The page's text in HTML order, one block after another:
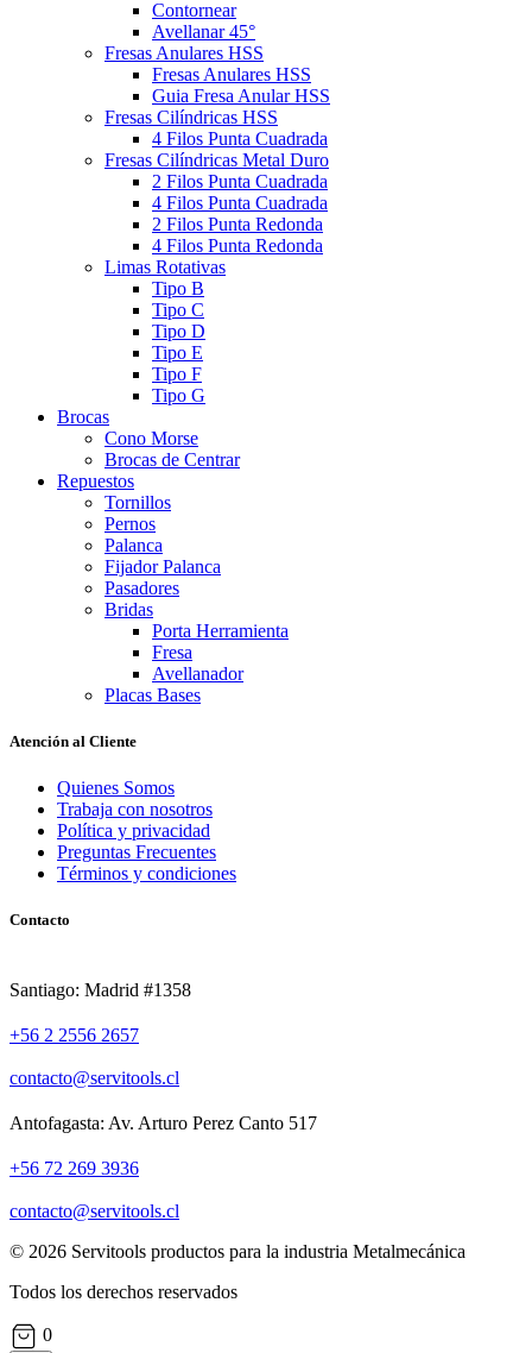
Contornear
Avellanar 45°
Fresas Anulares HSS
Fresas Anulares HSS
Guia Fresa Anular HSS
Fresas Cilíndricas HSS
4 Filos Punta Cuadrada
Fresas Cilíndricas Metal Duro
2 Filos Punta Cuadrada
4 Filos Punta Cuadrada
2 Filos Punta Redonda
4 Filos Punta Redonda
Limas Rotativas
Tipo B
Tipo C
Tipo D
Tipo E
Tipo F
Tipo G
Brocas
Cono Morse
Brocas de Centrar
Repuestos
Tornillos
Pernos
Palanca
Fijador Palanca
Pasadores
Bridas
Porta Herramienta
Fresa
Avellanador
Placas Bases
Atención al Cliente
Quienes Somos
Trabaja con nosotros
Política y privacidad
Preguntas Frecuentes
Términos y condiciones
Contacto
Santiago: Madrid #1358
+56 2 2556 2657
contacto@servitools.cl
Antofagasta: Av. Arturo Perez Canto 517
+56 72 269 3936
contacto@servitools.cl
© 2026 Servitools productos para la industria Metalmecánica
Todos los derechos reservados
0